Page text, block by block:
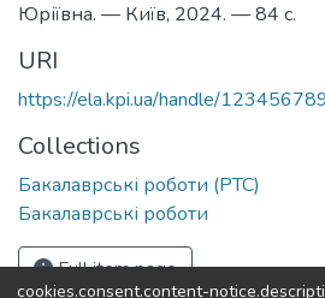
Юріївна. — Київ, 2024. — 84 с.
URI
https://ela.kpi.ua/handle/
Collections
Бакалаврські роботи (РТС)
Бакалаврські роботи
Full item page
cookies.consent.content-